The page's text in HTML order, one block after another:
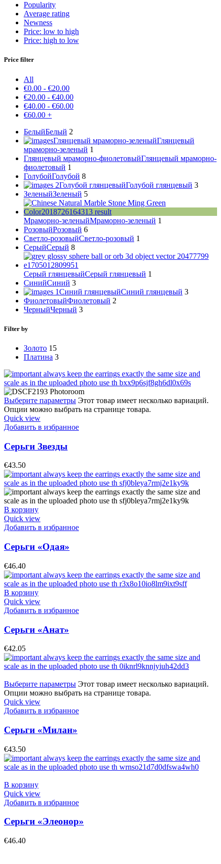
Popularity
Average rating
Newness
Price: low to high
Price: high to low
Price filter
All
€0.00 - €20.00
€20.00 - €40.00
€40.00 - €60.00
€60.00 +
БелыйБелый 2
Глянцевый мраморно-зеленыйГлянцевый
мраморно-зеленый 1
Глянцевый мраморно-фиолетовыйГлянцевый мраморно-
фиолетовый 1
ГолубойГолубой 8
Голубой глянцевыйГолубой глянцевый 3
ЗеленыйЗеленый 5
Мраморно-зеленыйМраморно-зеленый 1
РозовыйРозовый 6
Светло-розовыйСветло-розовый 1
СерыйСерый 8
Серый глянцевыйСерый глянцевый 1
СинийСиний 3
Синий глянцевыйСиний глянцевый 3
ФиолетовыйФиолетовый 2
ЧерныйЧерный 3
Filter by
Золото 15
Платина 3
Выберите параметры Этот товар имеет несколько вариаций.
Опции можно выбрать на странице товара.
Quick view
Добавить в избранное
Серьги Звезды
€43.50
В корзину
Quick view
Добавить в избранное
Серьги «Одая»
€46.40
В корзину
Quick view
Добавить в избранное
Серьги «Анат»
€42.05
Выберите параметры Этот товар имеет несколько вариаций.
Опции можно выбрать на странице товара.
Quick view
Добавить в избранное
Серьги «Милан»
€43.50
В корзину
Quick view
Добавить в избранное
Серьги «Элеонор»
€46.40